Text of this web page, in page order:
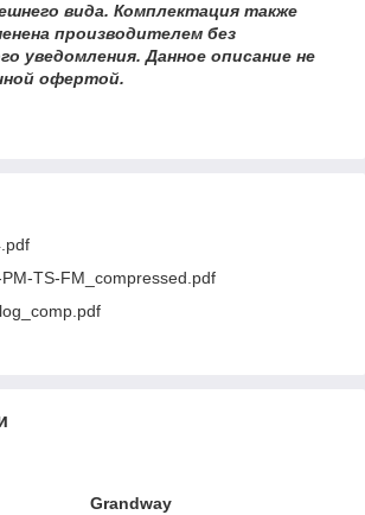
вида. Комплектация также
производителем без
уведомления. Данное описание не
офертой.
TS-FM_compressed.pdf
Grandway